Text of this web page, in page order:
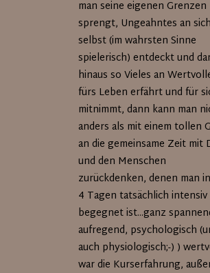
man seine eigenen Grenzen
sprengt, Ungeahntes an sich
selbst (im wahrsten Sinne
spielerisch) entdeckt und
hinaus so Vieles an
fürs Leben erfährt und für
mitnimmt, dann kann man
anders als mit einem tollen
an die gemeinsame Zeit mit
und den Menschen
zurückdenken, denen man
4 Tagen tatsächlich intensiv
begegnet ist...ganz
aufregend, psychologisch
auch physiologisch;-) )
war die Kurserfahrung,